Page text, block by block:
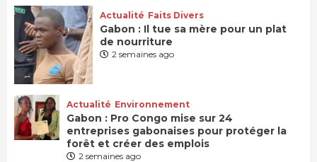
Actualité Faits Divers
Gabon : Il tue sa mère pour un plat
de nourriture
2 semaines ago
Actualité Environnement
Gabon : Pro Congo mise sur 24
entreprises gabonaises pour protéger la
forêt et créer des emplois
2 semaines ago